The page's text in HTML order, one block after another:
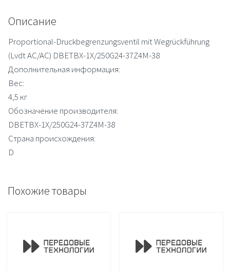
Описание
Proportional-Druckbegrenzungsventil mit Wegrückführung
(Lvdt AC/AC) DBETBX-1X/250G24-37Z4M-38
Дополнительная информация:
Вес:
4,5 кг
Обозначение производителя:
DBETBX-1X/250G24-37Z4M-38
Страна происхождения:
D
Похожие товары